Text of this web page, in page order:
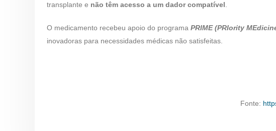
transplante e não têm acesso a um dador compatível
O medicamento recebeu apoio do programa PRIME (PRIority
inovadoras para necessidades médicas não satisfeitas.
Fonte: